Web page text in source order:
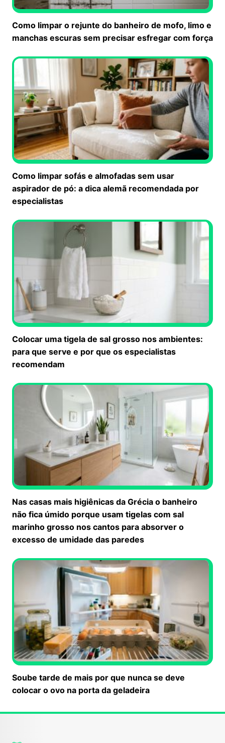
Como limpar o rejunte do banheiro de mofo, limo e
manchas escuras sem precisar esfregar com força
Como limpar sofás e almofadas sem usar
aspirador de pó: a dica alemã recomendada por
especialistas
Colocar uma tigela de sal grosso nos ambientes:
para que serve e por que os especialistas
recomendam
Nas casas mais higiênicas da Grécia o banheiro
não fica úmido porque usam tigelas com sal
marinho grosso nos cantos para absorver o
excesso de umidade das paredes
Soube tarde de mais por que nunca se deve
colocar o ovo na porta da geladeira